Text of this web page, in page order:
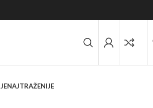
NAJTRAŽENIJE